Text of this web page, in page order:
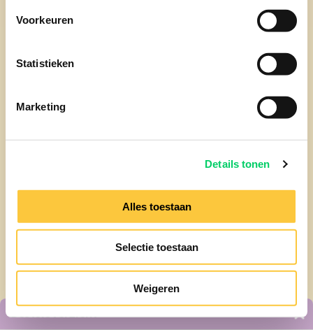
Voorkeuren
Statistieken
Marketing
Details tonen
Alles toestaan
Selectie toestaan
Weigeren
Besteloverzicht